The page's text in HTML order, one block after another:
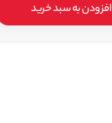
افزودن به سبد خرید